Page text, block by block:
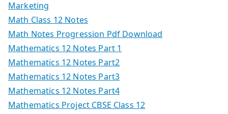
Marketing
Math Class 12 Notes
Math Notes Progression Pdf Download
Mathematics 12 Notes Part 1
Mathematics 12 Notes Part2
Mathematics 12 Notes Part3
Mathematics 12 Notes Part4
Mathematics Project CBSE Class 12